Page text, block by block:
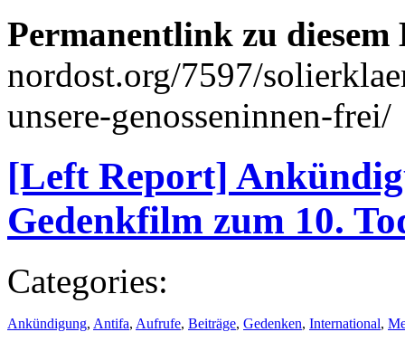
Permanentlink zu
nordost.org/7597/
unsere-genosseninnen-frei/
[Left Report]
Gedenkfilm zum 10.
Categories:
Ankündigung, Antifa, Aufrufe, Beiträge, Gedenken, International,